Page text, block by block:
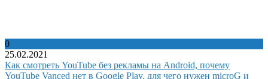
0
25.02.2021
Как смотреть YouTube без рекламы на Android, почему
YouTube Vanced нет в Google Play, для чего нужен microG и